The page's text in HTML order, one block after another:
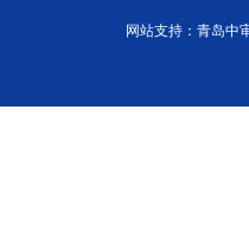
网站支持：青岛中